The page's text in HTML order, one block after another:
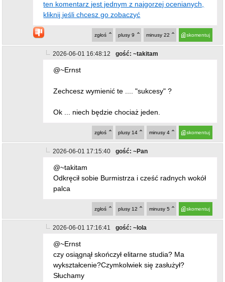
Zechcesz wymienić te .... "sukcesy" ?
Ok ... niech będzie chociaż jeden.
minusy
plusy 14
zgłoś
@~takitam
palca
skomentuj
minusy 5
plusy 12
zgłoś
2026-06-01 17:16:41 gość: ~lola
@~Ernst
czy osiągnął skończył elitarne studia? Ma
wykształcenie?Czymkolwiek się zasłużył?
skomentuj
minusy5
plusy14
zgłoś
2026-06-01 20:57:44
@~lola
Wiktorek jest bardzo dobrze wykształcony.
Samą swoją osobowością powala was